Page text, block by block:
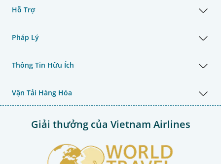
Hỗ Trợ
Pháp Lý
Thông Tin Hữu Ích
Vận Tải Hàng Hóa
Giải thưởng của Vietnam Airlines